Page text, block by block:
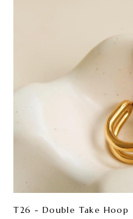
T26 - Double Take Hoop